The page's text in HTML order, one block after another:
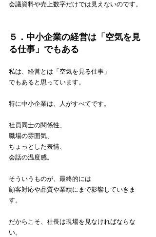
会議資料や売上数字だけでは見えないのです。
５．中小企業の経営は「空気を見
る仕事」でもある
私は、経営とは「空気を見る仕事」
でもあると思っています。
特に中小企業は、人がすべてです。
社員同士の関係性、
職場の雰囲気、
ちょっとした表情、
会話の温度感。
そういうものが、最終的には
顧客対応や品質や業績にまで影響していきま
す。
だからこそ、社長は現場を見なければならな
い。